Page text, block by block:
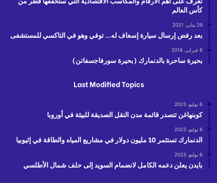
كأس العالم
29 يناير، 2021
بعد رفض إرسال سيارة إسعاف له… توفي وهو في التاكسي للمستشفى
8 فبراير، 2018
بحيرة ساحرة بالدنمارك (بحيرة سورفاجسفاتن)
Last Modified Topics
6 يوليو، 2023
كوبنهاغن تتصدر قائمة مدن النقل الصديقة للبيئة في أوروبا
6 يوليو، 2023
الدنمارك تستثمر 10 مليون دولار في مشاريع المياه والطاقة في إثيوبيا
6 يوليو، 2023
بايدن يعلن دعمه الكامل لانضمام السويد إلى حلف شمال الأطلسي